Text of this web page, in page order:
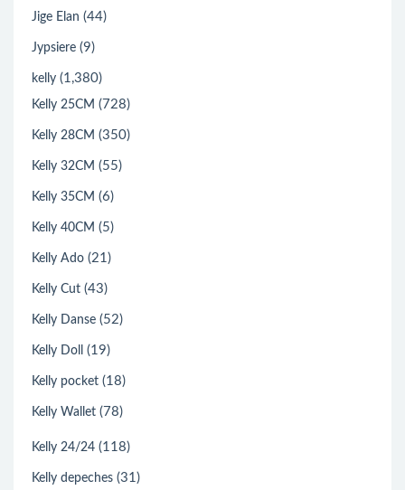
Jige Elan (44)
Jypsiere (9)
kelly (1,380)
Kelly 25CM (728)
Kelly 28CM (350)
Kelly 32CM (55)
Kelly 35CM (6)
Kelly 40CM (5)
Kelly Ado (21)
Kelly Cut (43)
Kelly Danse (52)
Kelly Doll (19)
Kelly pocket (18)
Kelly Wallet (78)
Kelly 24/24 (118)
Kelly depeches (31)